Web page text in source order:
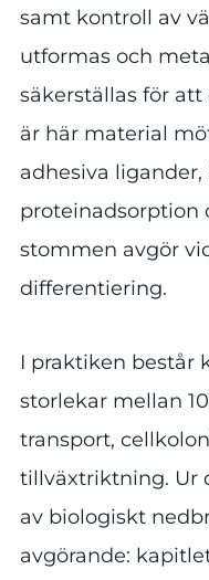
samt kontroll av
utformas och
säkerställas för
är här material
adhesiva
proteinadsorption
stommen avgör
differentiering.
I praktiken består
storlekar mellan
transport,
tillväxtriktning. Ur
av biologiskt
avgörande: